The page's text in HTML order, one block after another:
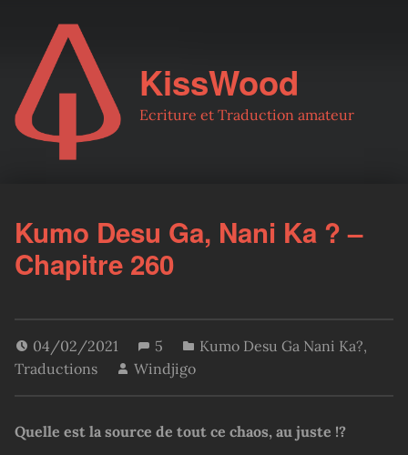
KissWood
Ecriture et Traduction amateur
Kumo Desu Ga, Nani Ka ? –
Chapitre 260
04/02/2021 5 Kumo Desu Ga Nani Ka?,
Traductions
Windjigo
Quelle est la source de tout ce chaos, au juste !?